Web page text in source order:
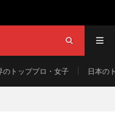
のトッププロ・女子 日本の